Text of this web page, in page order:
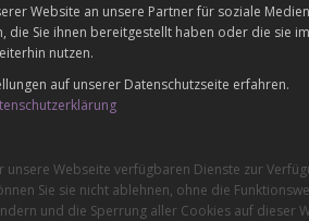
Website an unsere Partner für soziale
Sie ihnen bereitgestellt haben oder die sie
nutzen.
auf unserer Datenschutzseite erfahren.
Webseite verfügbaren Dienste zur
Sie sie nicht ablehnen, ohne die
und die Sperrung aller Cookies auf dieser